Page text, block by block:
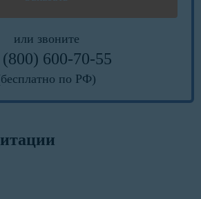
или звоните
600-70-55
по РФ)